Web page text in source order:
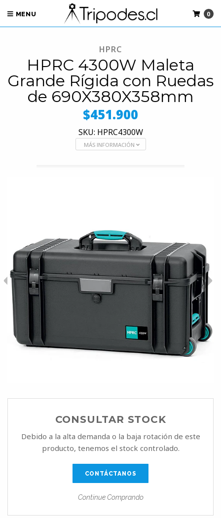
MENU 0
HPRC
HPRC 4300W Maleta
Grande Rígida con Ruedas
de 690X380X358mm
$451.900
SKU: HPRC4300W
MÁS INFORMACIÓN
CONSULTAR STOCK
Debido a la alta demanda o la baja rotación de este
producto, tenemos el stock controlado.
CONTÁCTANOS
Continue Comprando